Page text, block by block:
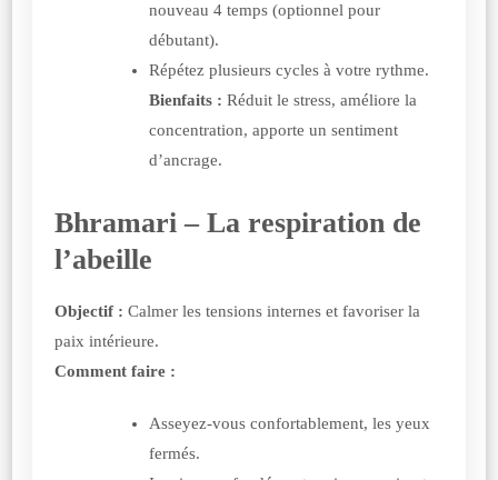
nouveau 4 temps (optionnel pour
débutant).
Répétez plusieurs cycles à votre rythme.
Bienfaits : Réduit le stress, améliore la
concentration, apporte un sentiment
d’ancrage.
Bhramari – La respiration de
l’abeille
Objectif : Calmer les tensions internes et favoriser la
paix intérieure.
Comment faire :
Asseyez-vous confortablement, les yeux
fermés.